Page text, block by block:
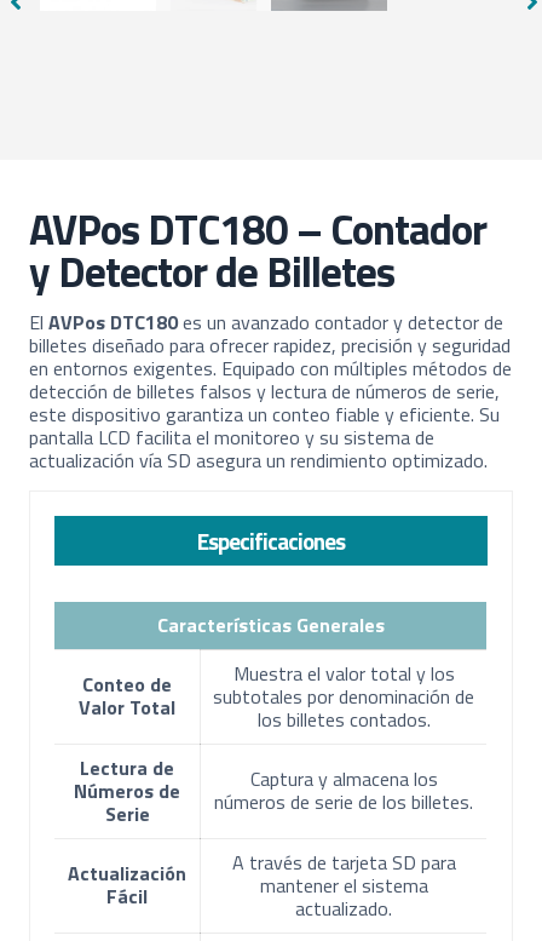
AVPos DTC180 – Contador
y Detector de Billetes
ElAVPos DTC180es un avanzado contador y detector de
billetes diseñado para ofrecer rapidez, precisión y seguridad
en entornos exigentes. Equipado con múltiples métodos de
detección de billetes falsos y lectura de números de serie,
este dispositivo garantiza un conteo fiable y eficiente. Su
pantalla LCD facilita el monitoreo y su sistema de
actualización vía SD asegura un rendimiento optimizado.
Especificaciones
Características Generales
Conteo de
Valor Total
Muestra el valor total y los
subtotales por denominación de
los billetes contados.
Lectura de
Números de
Serie
Captura y almacena los
números de serie de los billetes.
Actualización
Fácil
A través de tarjeta SD para
mantener el sistema
actualizado.